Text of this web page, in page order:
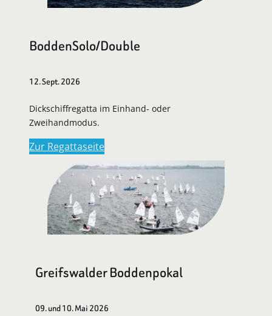
BoddenSolo/Double
12. Sept. 2026
Dickschiffregatta im Einhand- oder
Zweihandmodus.
Zur Regattaseite
Greifswalder Boddenpokal
09. und 10. Mai 2026